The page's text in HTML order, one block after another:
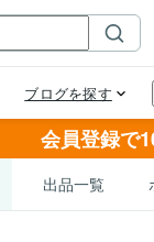
会員登録で
出品一覧